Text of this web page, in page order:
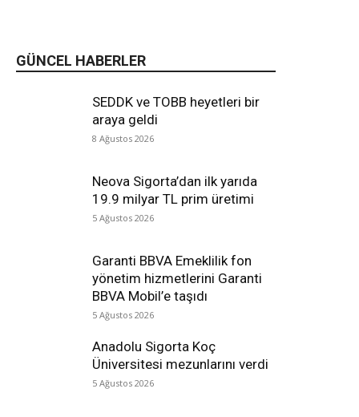
GÜNCEL HABERLER
SEDDK ve TOBB heyetleri bir
araya geldi
8 Ağustos 2026
Neova Sigorta’dan ilk yarıda
19.9 milyar TL prim üretimi
5 Ağustos 2026
Garanti BBVA Emeklilik fon
yönetim hizmetlerini Garanti
BBVA Mobil’e taşıdı
5 Ağustos 2026
Anadolu Sigorta Koç
Üniversitesi mezunlarını verdi
5 Ağustos 2026